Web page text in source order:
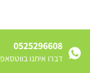
0525296608
דברו איתנו בווטסאפ